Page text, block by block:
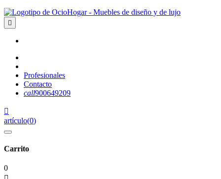

Profesionales
Contacto
call900649209

artículo(0)
Carrito
0